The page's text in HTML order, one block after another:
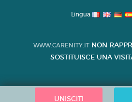
UNISCITI
Lingua
WWW.CARENITY.IT NON
SOSTITUISCE UNA